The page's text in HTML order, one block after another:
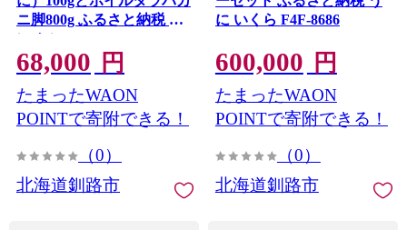
ニ脚800g ふるさと納税 う
に かに F5F-0240
68,000 円
たまったWAON
POINTで寄附できる！
（0）
北海道釧路市
に いくら F4F-8686
600,000 円
たまったWAON
POINTで寄附できる！
（0）
北海道釧路市